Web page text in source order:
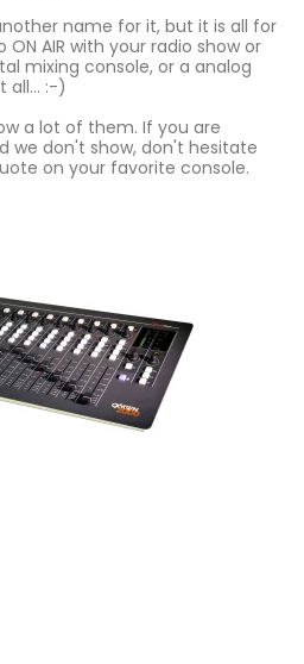
name for it, but it is all for
AIR with your radio show or
mixing console, or a analog
all... :-)
a lot of them. If you are
we don't show, don't hesitate
on your favorite console.